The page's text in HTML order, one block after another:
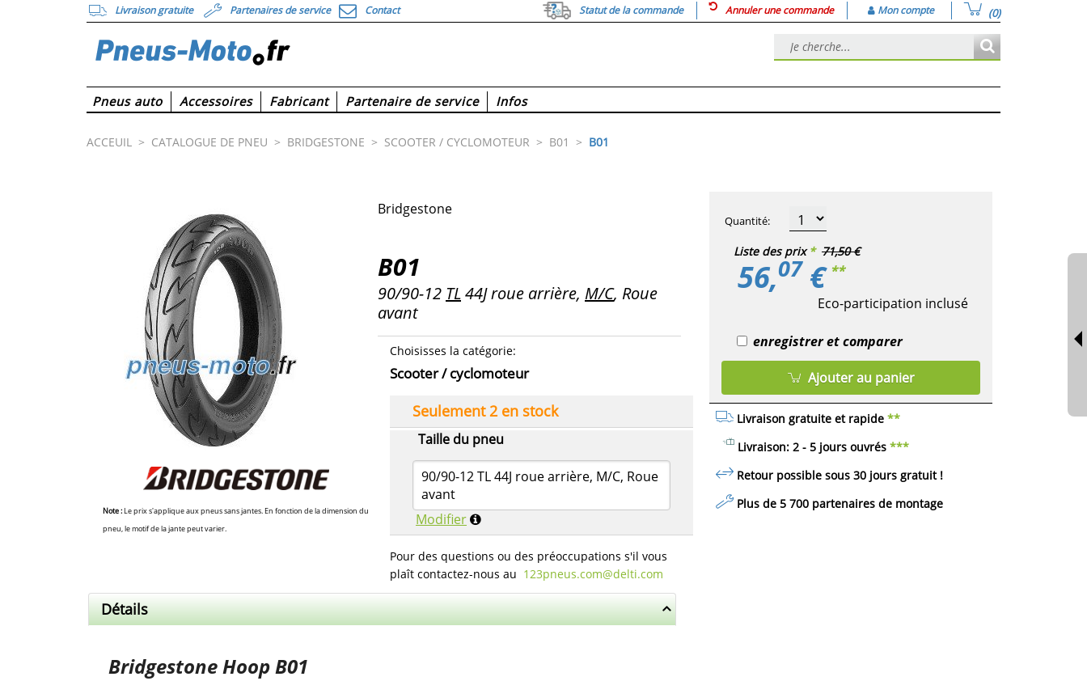
Livraison gratuite Partenaires de service Contact Statut de la commande Annuler une commande Mon compte (0)
Pneus auto Accessoires Fabricant Partenaire de service Infos
ACCEUIL > CATALOGUE DE PNEU > BRIDGESTONE > SCOOTER / CYCLOMOTEUR > B01 > B01
Note :Le prix s'applique aux pneus sans jantes. En fonction de la dimension du
pneu, le motif de la jante peut varier.
Bridgestone
B01
90/90-12 TL44J roue arrière, M/C, Roue
avant
Choisisses la catégorie:
Scooter / cyclomoteur
Taille du pneu
90/90-12 TL 44J roue arrière, M/C, Roue
avant
Modifier
Seulement 2 en stock
Pour des questions ou des préoccupations s'il vous
plaît contactez-nous au 123pneus.com​@delti.com
Liste des prix * 71,50 €
56,07€ **
Eco-participation inclusé
Livraison gratuite et rapide **
Livraison: 2 - 5 jours ouvrés ***
Retour possible sous 30 jours gratuit!
Plus de 5 700 partenaires de montage
Quantité:
enregistrer et comparer
Ajouter au panier
Détails
Bridgestone Hoop B01